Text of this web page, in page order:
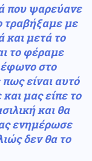
που ψαρεύανε
τραβήξαμε με
και μετά το
το φέραμε
στο
είναι αυτό
μας είπε το
και θα
ενημέρωσε
δεν θα το